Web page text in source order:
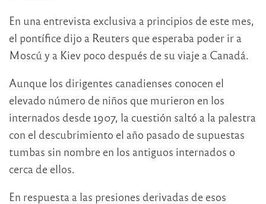
En una entrevista exclusiva a principios de este mes,
el pontífice dijo a Reuters que esperaba poder ir a
Moscú y a Kiev poco después de su viaje a Canadá.
Aunque los dirigentes canadienses conocen el
elevado número de niños que murieron en los
internados desde 1907, la cuestión saltó a la palestra
con el descubrimiento el año pasado de supuestas
tumbas sin nombre en los antiguos internados o
cerca de ellos.
En respuesta a las presiones derivadas de esos